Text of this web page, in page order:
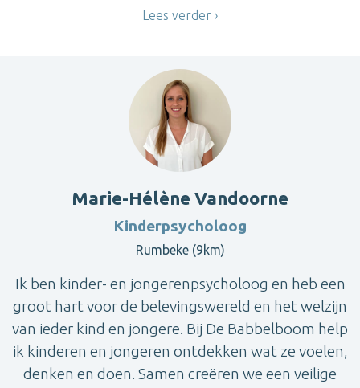
Lees verder
Marie-Hélène Vandoorne
Kinderpsycholoog
Rumbeke (9km)
Ik ben kinder- en jongerenpsycholoog en heb een
groot hart voor de belevingswereld en het welzijn
van ieder kind en jongere. Bij De Babbelboom help
ik kinderen en jongeren ontdekken wat ze voelen,
denken en doen. Samen creëren we een veilige